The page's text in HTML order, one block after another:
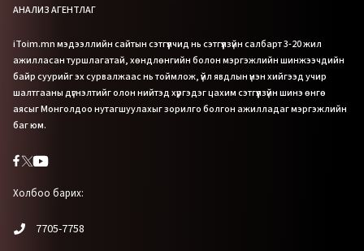
АНАЛИЗ АГЕНТЛАГ
iToim.mn мэдээллийн сайтын сэтгүүлчид нь сэтгүүлзүйн салбарт 3-20 жил
ажилласан туршлагатай, хөндлөнгийн болон мэргэжлийн шинжээчдийн
байр суурийг эх сурвалжаас нь тоймлож, үйл явдлын үнэн хийгээд учир
шалтгааны дүгнэлтийг олон нийтэд хүргэдэг цахим сэтгүүлзүйн шинэ өнгө
аясыг Монголдоо нутагшуулахыг зорилго болгон ажилладаг мэргэжлийн
баг юм.
Холбоо барих:
7705-7758